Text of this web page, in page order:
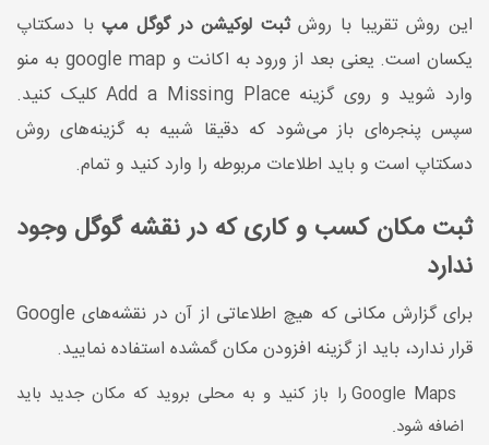
این روش تقریبا با روشثبت لوکیشن در گوگل مپبا دسکتاپ
یکسان است. یعنی بعد از ورود به اکانت و google map به منو
وارد شوید و روی گزینه Add a Missing Place کلیک کنید.
سپس پنجره‌ای باز می‌شود که دقیقا شبیه به گزینه‌های روش
دسکتاپ است و باید اطلاعات مربوطه را وارد کنید و تمام.
ثبت مکان کسب و کاری که در نقشه گوگل وجود
ندارد
برای گزارش مکانی که هیچ اطلاعاتی از آن در نقشه‌های Google
قرار ندارد، باید از گزینه افزودن مکان گمشده استفاده نمایید.
Google Maps را باز کنید و به محلی بروید که مکان جدید باید
اضافه شود.